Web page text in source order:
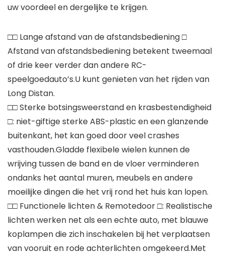
uw voordeel en dergelijke te krijgen.
□□ Lange afstand van de afstandsbediening □
Afstand van afstandsbediening betekent tweemaal
of drie keer verder dan andere RC-
speelgoedauto’s.U kunt genieten van het rijden van
Long Distan.
□□ Sterke botsingsweerstand en krasbestendigheid
□: niet-giftige sterke ABS-plastic en een glanzende
buitenkant, het kan goed door veel crashes
vasthouden.Gladde flexibele wielen kunnen de
wrijving tussen de band en de vloer verminderen
ondanks het aantal muren, meubels en andere
moeilijke dingen die het vrij rond het huis kan lopen.
□□ Functionele lichten & Remotedoor □: Realistische
lichten werken net als een echte auto, met blauwe
koplampen die zich inschakelen bij het verplaatsen
van vooruit en rode achterlichten omgekeerd.Met